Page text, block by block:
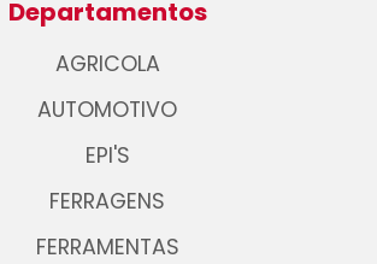
Departamentos
AGRICOLA
AUTOMOTIVO
EPI'S
FERRAGENS
FERRAMENTAS